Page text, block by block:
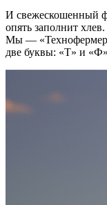
И свежескошенный
опять заполнит хлев.
Мы —
две буквы: «Т» и